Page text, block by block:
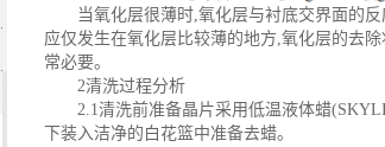
当氧化层很薄时,氧化层与衬底交界面的
应仅发生在氧化层比较薄的地方,氧化层的去
常必要。
2清洗过程分析
2.1清洗前准备晶片采用低温液体蜡
下装入洁净的白花篮中准备去蜡。